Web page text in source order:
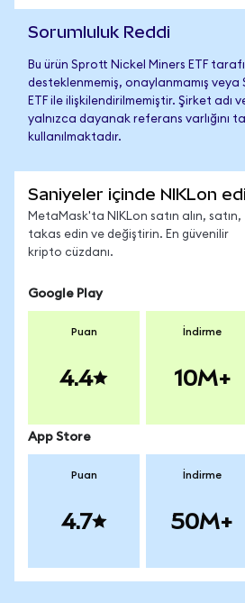
Sorumluluk Reddi
Bu ürün Sprott Nickel Miners ETF
desteklenmemiş, onaylanmamış veya
ETF ile ilişkilendirilmemiştir. Şirket adı
yalnızca dayanak referans varlığını
kullanılmaktadır.
Saniyeler içinde NIKLon
MetaMask'ta NIKLon satın alın, satın,
takas edin ve değiştirin. En güvenilir
kripto cüzdanı.
Google Play
Puan
4.4
İndirme
10M+
App Store
Puan
4.7
İndirme
50M+